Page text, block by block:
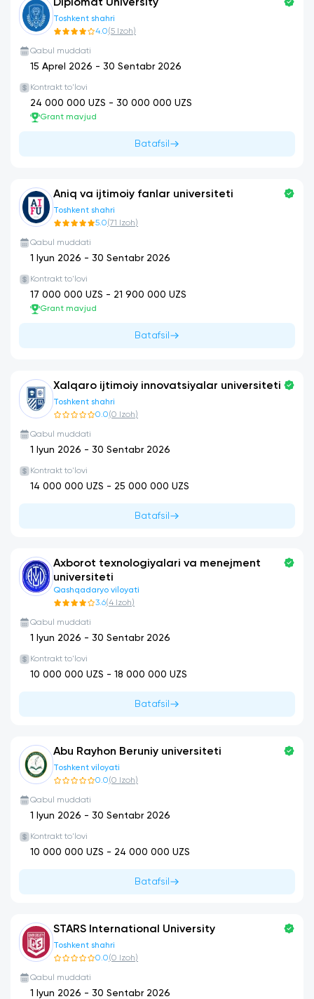
Diplomat University
Toshkent shahri
4.0(5 Izoh)
Qabul muddati
15 Aprel 2026 - 30 Sentabr 2026
Kontrakt to'lovi
24 000 000 UZS - 30 000 000 UZS
Grant mavjud
Batafsil
Aniq va ijtimoiy fanlar universiteti
Toshkent shahri
5.0(71 Izoh)
Qabul muddati
1 Iyun 2026 - 30 Sentabr 2026
Kontrakt to'lovi
17 000 000 UZS - 21 900 000 UZS
Grant mavjud
Batafsil
Xalqaro ijtimoiy innovatsiyalar universiteti
Toshkent shahri
0.0(0 Izoh)
Qabul muddati
1 Iyun 2026 - 30 Sentabr 2026
Kontrakt to'lovi
14 000 000 UZS - 25 000 000 UZS
Batafsil
Axborot texnologiyalari va menejment
universiteti
Qashqadaryo viloyati
3.6(4 Izoh)
Qabul muddati
1 Iyun 2026 - 30 Sentabr 2026
Kontrakt to'lovi
10 000 000 UZS - 18 000 000 UZS
Batafsil
Abu Rayhon Beruniy universiteti
Toshkent viloyati
0.0(0 Izoh)
Qabul muddati
1 Iyun 2026 - 30 Sentabr 2026
Kontrakt to'lovi
10 000 000 UZS - 24 000 000 UZS
Batafsil
STARS International University
Toshkent shahri
0.0(0 Izoh)
Qabul muddati
1 Iyun 2026 - 30 Sentabr 2026